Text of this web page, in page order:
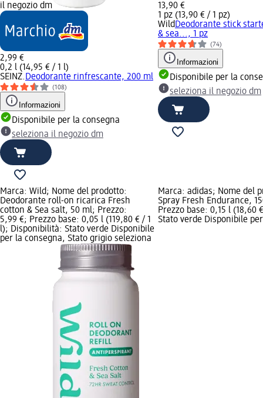
il negozio dm
2,99 €
0,2 l (14,95 € / 1 l)
SEINZ. Deodorante rinfrescante, 200 ml
(108)
Informazioni
Disponibile per la consegna
seleziona il negozio dm
13,90 €
1 pz (13,90 € / 1 pz)
WildDeodorante stick
& sea..., 1 pz
(74)
Informazioni
Disponibile per la
seleziona il negozio dm
Marca: Wild; Nome del prodotto:
Deodorante roll-on ricarica Fresh
cotton & Sea salt, 50 ml; Prezzo:
5,99 €; Prezzo base: 0,05 l (119,80 € / 1
l); Disponibilità: Stato verde Disponibile
per la consegna, Stato grigio seleziona
Marca: adidas; Nome del
Spray Fresh Endurance,
Prezzo base: 0,15 l (18,60
Stato verde Disponibile